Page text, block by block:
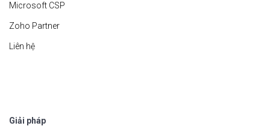
Microsoft CSP
Zoho Partner
Liên hệ
Giải pháp